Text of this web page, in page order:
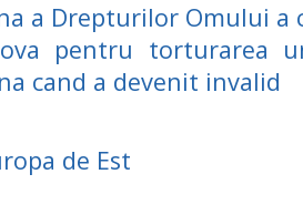
a Drepturilor Omului a
pentru torturarea
cand a devenit invalid
de Est